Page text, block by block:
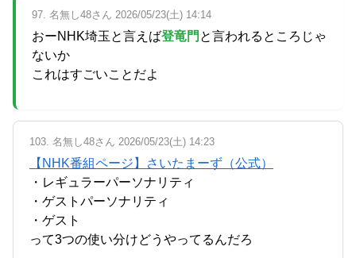
97. 名無し48さん 2026/05/23(土) 14:14
おーNHK埼玉と言えば登竜門 と言われるところじゃ
ないか
これはすごいことだよ
103. 名無し48さん 2026/05/23(土) 14:23
【NHK番組ページ】さいたまーず（公式）
・レギュラーパーソナリティ
・ゲストパーソナリティ
・ゲスト
って3つの使い分けどうやってるんだろ